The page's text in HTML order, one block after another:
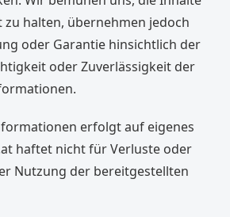
halten, übernehmen jedoch
oder Garantie hinsichtlich der
oder Zuverlässigkeit der
erfolgt auf eigenes
haftet nicht für Verluste oder
Nutzung der bereitgestellten